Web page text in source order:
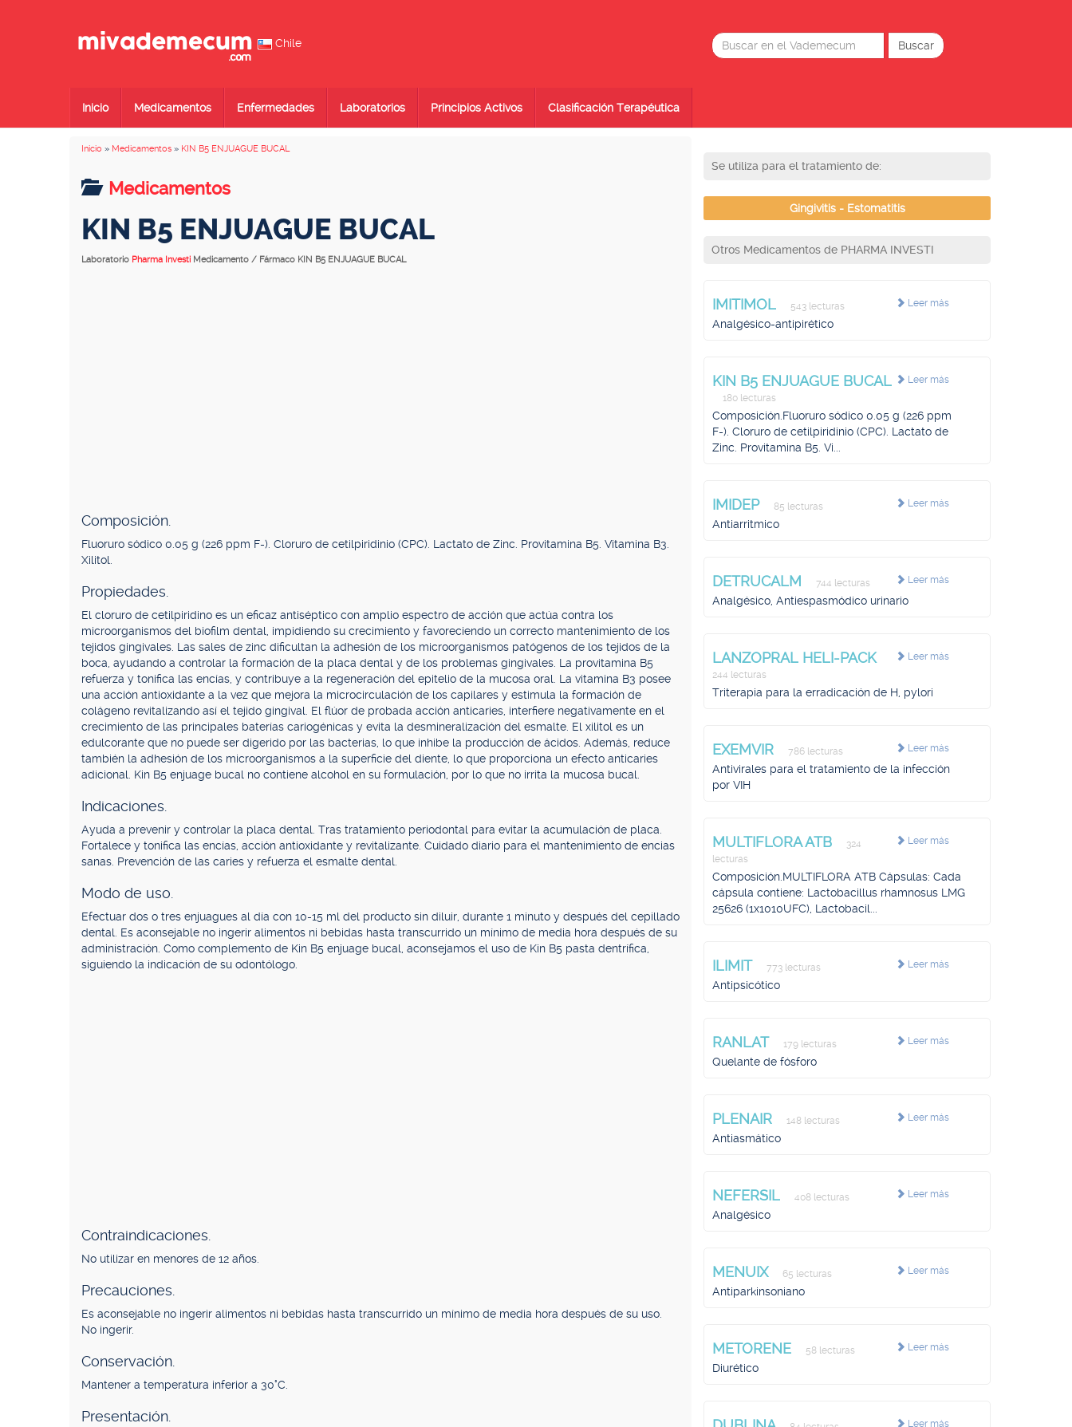
Chile
Inicio Medicamentos Enfermedades Laboratorios Principios Activos Clasificación Terapéutica
Inicio » Medicamentos » KIN B5 ENJUAGUE BUCAL
Medicamentos
KIN B5 ENJUAGUE BUCAL
Laboratorio Pharma Investi Medicamento / Fármaco KIN B5 ENJUAGUE BUCAL
Composición.
Fluoruro sódico 0.05 g (226 ppm F-). Cloruro de cetilpiridinio (CPC). Lactato de Zinc. Provitamina B5. Vitamina B3.
Xilitol.
Propiedades.
El cloruro de cetilpiridino es un eficaz antiséptico con amplio espectro de acción que actúa contra los
microorganismos del biofilm dental, impidiendo su crecimiento y favoreciendo un correcto mantenimiento de los
tejidos gingivales. Las sales de zinc dificultan la adhesión de los microorganismos patógenos de los tejidos de la
boca, ayudando a controlar la formación de la placa dental y de los problemas gingivales. La provitamina B5
refuerza y tonifica las encías, y contribuye a la regeneración del epitelio de la mucosa oral. La vitamina B3 posee
una acción antioxidante a la vez que mejora la microcirculación de los capilares y estimula la formación de
colágeno revitalizando así el tejido gingival. El flúor de probada acción anticaries, interfiere negativamente en el
crecimiento de las principales baterías cariogénicas y evita la desmineralización del esmalte. El xilitol es un
edulcorante que no puede ser digerido por las bacterias, lo que inhibe la producción de ácidos. Además, reduce
también la adhesión de los microorganismos a la superficie del diente, lo que proporciona un efecto anticaries
adicional. Kin B5 enjuage bucal no contiene alcohol en su formulación, por lo que no irrita la mucosa bucal.
Indicaciones.
Ayuda a prevenir y controlar la placa dental. Tras tratamiento periodontal para evitar la acumulación de placa.
Fortalece y tonifica las encías, acción antioxidante y revitalizante. Cuidado diario para el mantenimiento de encias
sanas. Prevención de las caries y refuerza el esmalte dental.
Modo de uso.
Efectuar dos o tres enjuagues al día con 10-15 ml del producto sin diluir, durante 1 minuto y después del cepillado
dental. Es aconsejable no ingerir alimentos ni bebidas hasta transcurrido un mínimo de media hora después de su
administración. Como complemento de Kin B5 enjuage bucal, aconsejamos el uso de Kin B5 pasta dentrífica,
siguiendo la indicación de su odontólogo.
Contraindicaciones.
No utilizar en menores de 12 años.
Precauciones.
Es aconsejable no ingerir alimentos ni bebidas hasta transcurrido un mínimo de media hora después de su uso.
No ingerir.
Conservación.
Mantener a temperatura inferior a 30°C.
Presentación.
Se utiliza para el tratamiento de:
Gingivitis - Estomatitis
Otros Medicamentos de PHARMA INVESTI
Leer más
IMITIMOL 543 lecturas
Analgésico-antipirético
Leer más
KIN B5 ENJUAGUE BUCAL
180 lecturas
Composición.Fluoruro sódico 0.05 g (226 ppm
F-). Cloruro de cetilpiridinio (CPC). Lactato de
Zinc. Provitamina B5. Vi...
Leer más
IMIDEP 85 lecturas
Antiarritmico
Leer más
DETRUCALM 744 lecturas
Analgésico, Antiespasmódico urinario
Leer más
LANZOPRAL HELI-PACK
244 lecturas
Triterapia para la erradicación de H, pylori
Leer más
EXEMVIR 786 lecturas
Antivirales para el tratamiento de la infección
por VIH
Leer más
MULTIFLORA ATB
324
lecturas
Composición.MULTIFLORA ATB Cápsulas: Cada
cápsula contiene: Lactobacillus rhamnosus LMG
25626 (1x1010UFC), Lactobacil...
Leer más
ILIMIT 773 lecturas
Antipsicótico
Leer más
RANLAT 179 lecturas
Quelante de fósforo
Leer más
PLENAIR 148 lecturas
Antiasmático
Leer más
NEFERSIL 408 lecturas
Analgésico
Leer más
MENUIX 65 lecturas
Antiparkinsoniano
Leer más
METORENE 58 lecturas
Diurético
Leer más